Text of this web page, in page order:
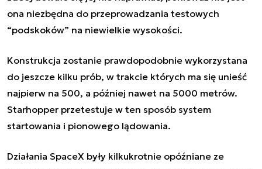
ona niezbędna do przeprowadzania testowych
“podskoków” na niewielkie wysokości.
Konstrukcja zostanie prawdopodobnie wykorzystana
do jeszcze kilku prób, w trakcie których ma się unieść
najpierw na 500, a później nawet na 5000 metrów.
Starhopper przetestuje w ten sposób system
startowania i pionowego lądowania.
Działania SpaceX były kilkukrotnie opóźniane ze